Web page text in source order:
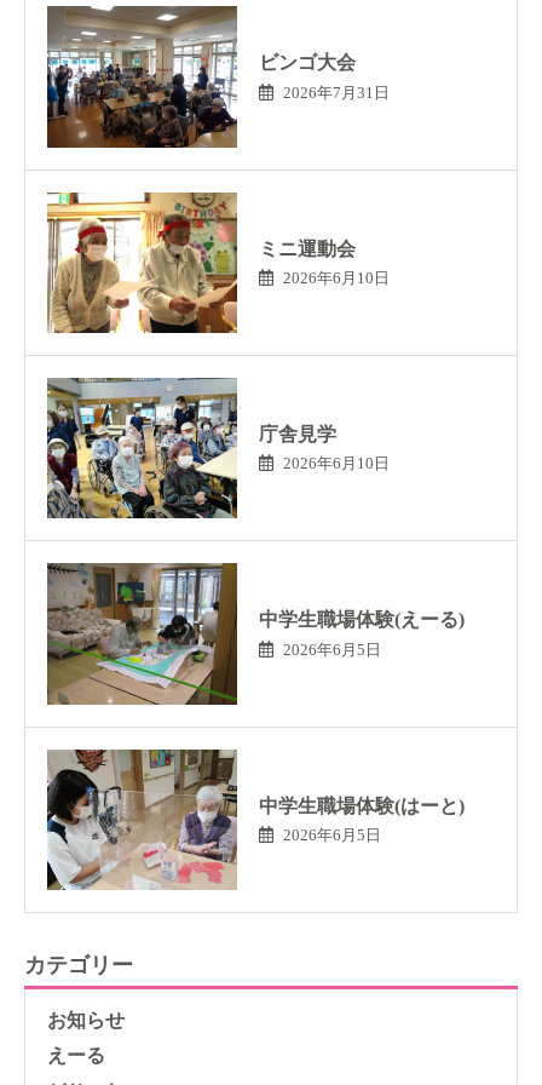
ビンゴ大会
2026年7月31日
ミニ運動会
2026年6月10日
庁舎見学
2026年6月10日
中学生職場体験(えーる)
2026年6月5日
中学生職場体験(はーと)
2026年6月5日
カテゴリー
お知らせ
えーる